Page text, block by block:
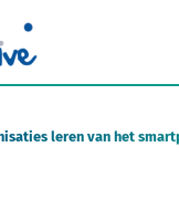
leren van het